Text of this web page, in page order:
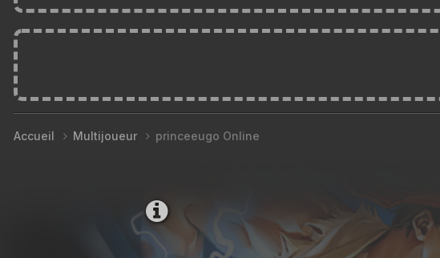
Accueil Multijoueur princeeugo Online